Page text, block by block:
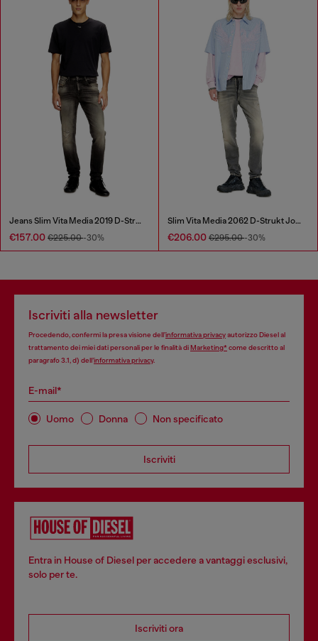
Jeans Slim Vita Media 2019 D-Strukt
€157.00 €225.00-30%
Slim Vita Media 2062 D-Strukt Joggjeans®
€206.00 €295.00-30%
Iscriviti alla newsletter
Procedendo, confermi la presa visione dell’informativa privacyautorizzo Diesel al
trattamento dei miei dati personali per le finalità diMarketing*come descritto al
paragrafo 3.1, d) dell’informativa privacy.
E-mail*
Uomo Donna Non specificato
Iscriviti
Entra in House of Diesel per accedere a vantaggi esclusivi,
solo per te.
Iscriviti ora